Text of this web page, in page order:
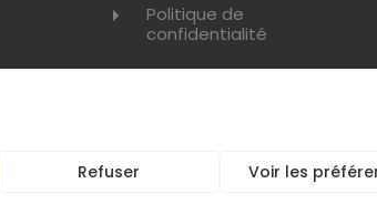
Refuser Voir les
Politique de
confidentialité